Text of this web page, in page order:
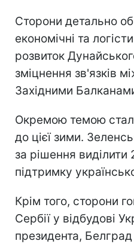
Сторони детально
економічні та
розвиток
зміцнення зв'язків
Західними
Окремою темою
до цієї зими.
за рішення виділити
підтримку
Крім того, сторони
Сербії у відбудові
президента,